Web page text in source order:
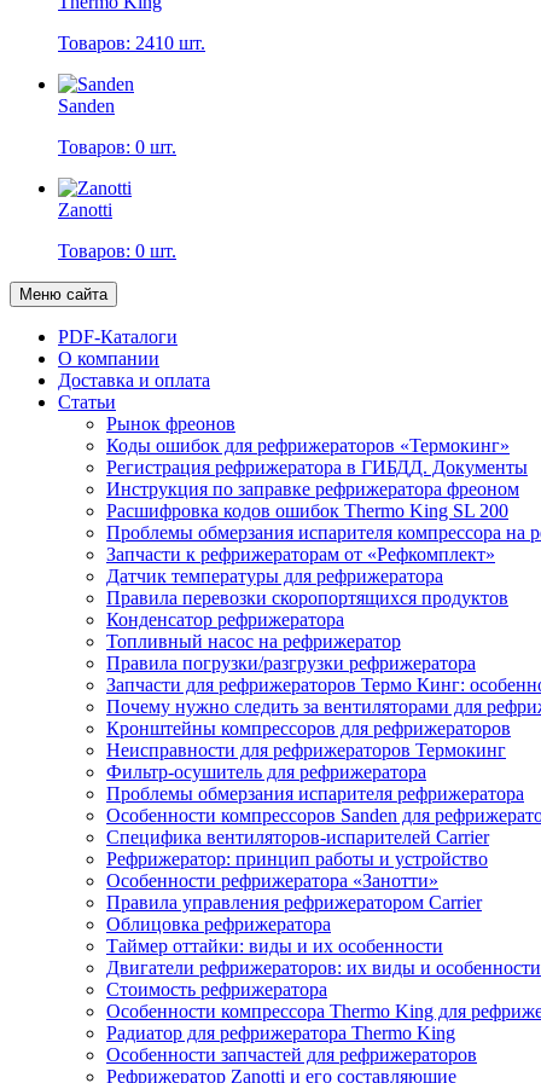
Товаров: 2410 шт.
Sanden
Товаров: 0 шт.
Zanotti
Товаров: 0 шт.
Меню сайта
PDF-Каталоги
О компании
Доставка и оплата
Статьи
Рынок фреонов
Коды ошибок для рефрижераторов «Термокинг»
Регистрация рефрижератора в ГИБДД. Документы
Инструкция по заправке рефрижератора фреоном
Расшифровка кодов ошибок Thermo King SL 200
Проблемы обмерзания испарителя компрессора на
Запчасти к рефрижераторам от «Рефкомплект»
Датчик температуры для рефрижератора
Правила перевозки скоропортящихся продуктов
Конденсатор рефрижератора
Топливный насос на рефрижератор
Правила погрузки/разгрузки рефрижератора
Запчасти для рефрижераторов Термо Кинг:
Почему нужно следить за вентиляторами для
Кронштейны компрессоров для рефрижераторов
Неисправности для рефрижераторов Термокинг
Фильтр-осушитель для рефрижератора
Проблемы обмерзания испарителя рефрижератора
Особенности компрессоров Sanden для
Специфика вентиляторов-испарителей Carrier
Рефрижератор: принцип работы и устройство
Особенности рефрижератора «Занотти»
Правила управления рефрижератором Carrier
Облицовка рефрижератора
Таймер оттайки: виды и их особенности
Двигатели рефрижераторов: их виды и особенности
Стоимость рефрижератора
Особенности компрессора Thermo King для
Радиатор для рефрижератора Thermo King
Особенности запчастей для рефрижераторов
Рефрижератор Zanotti и его составляющие